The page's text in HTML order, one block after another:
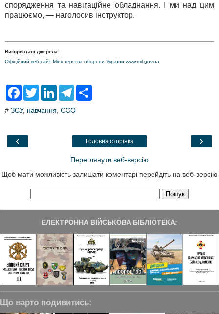
спорядження та навігаційне обладнання. І ми над цим
працюємо, — наголосив інструктор.
Використані джерела:
Офіційний веб-сайт Міністерства оборони України www.mil.gov.ua
F
e
o
T
t
L
k
T
e
a
# ЗСУ, навчання, ССО
‹ ›
Головна сторінка
Переглянути веб-версію
Щоб мати можливість залишати коментарі перейдіть на веб-версію
ЕЛЕКТРОННА ВІЙСЬКОВА БІБЛІОТЕКА:
Що варто подивитись: